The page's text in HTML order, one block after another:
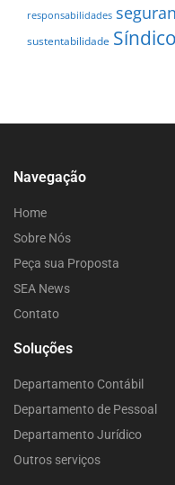
responsabilidades
sustentabilidade Síndico
Navegação
Home
Sobre Nós
Peça sua Proposta
SEA News
Contato
Soluções
Departamento Contábil
Departamento de Pessoal
Departamento Jurídico
Outros serviços